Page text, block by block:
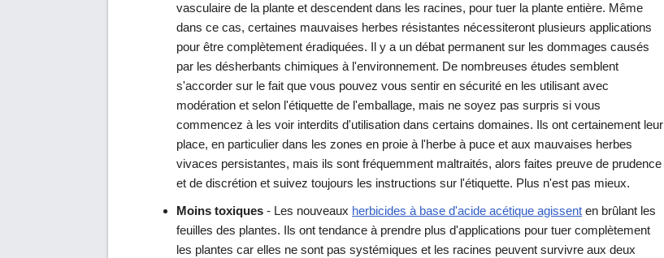
vasculaire de la plante et descendent dans les racines, pour tuer la plante entière. Même
dans ce cas, certaines mauvaises herbes résistantes nécessiteront plusieurs applications
pour être complètement éradiquées. Il y a un débat permanent sur les dommages causés
par les désherbants chimiques à l'environnement. De nombreuses études semblent
s'accorder sur le fait que vous pouvez vous sentir en sécurité en les utilisant avec
modération et selon l'étiquette de l'emballage, mais ne soyez pas surpris si vous
commencez à les voir interdits d'utilisation dans certains domaines. Ils ont certainement leur
place, en particulier dans les zones en proie à l'herbe à puce et aux mauvaises herbes
vivaces persistantes, mais ils sont fréquemment maltraités, alors faites preuve de prudence
et de discrétion et suivez toujours les instructions sur l'étiquette. Plus n'est pas mieux.
Moins toxiques - Les nouveaux herbicides à base d'acide acétique agissent en brûlant les
feuilles des plantes. Ils ont tendance à prendre plus d'applications pour tuer complètement
les plantes car elles ne sont pas systémiques et les racines peuvent survivre aux deux